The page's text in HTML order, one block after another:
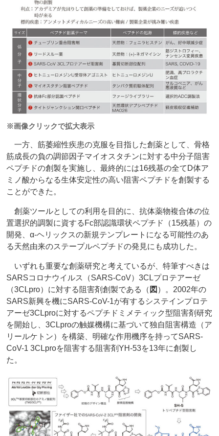
※画像クリックで拡大表示
一方、筋萎縮性疾患の克服を目指した創薬として、骨格
筋成長の負の調節因子マイオスタチンに対する中分子阻害
ペプチドの創製を実施し、最終的には16残基の全てD体ア
ミノ酸からなる生体安定性の高い阻害ペプチドを創製する
ことができた。
創薬ツールとしての利用を目的に、抗体薬物複合体の位
置選択的調製に資するFc部認識環状ペプチド（15残基）の
開発、α-ヘリックスの新規テンプレートになる可能性のあ
る天然由来のステープルペプチドの発見にも成功した。
いずれも重要な創薬研究と考えているが、特筆すべきは
SARSコロナウイルス（SARS-CoV）3CLプロテアーゼ
（3CLpro）に対する阻害剤創製である（ 図 ）。2002年の
SARS新興を機にSARS-CoV-1が有するシステインプロテ
アーゼ3CLproに対するペプチドミメティック型阻害剤研究
を開始し、3CLproの触媒機構に基づいて独自阻害構造（ア
リールケトン）を構築、明確な作用機序を持ってSARS-
CoV-1 3CLproを阻害する阻害剤YH-53を13年に創製し
た。